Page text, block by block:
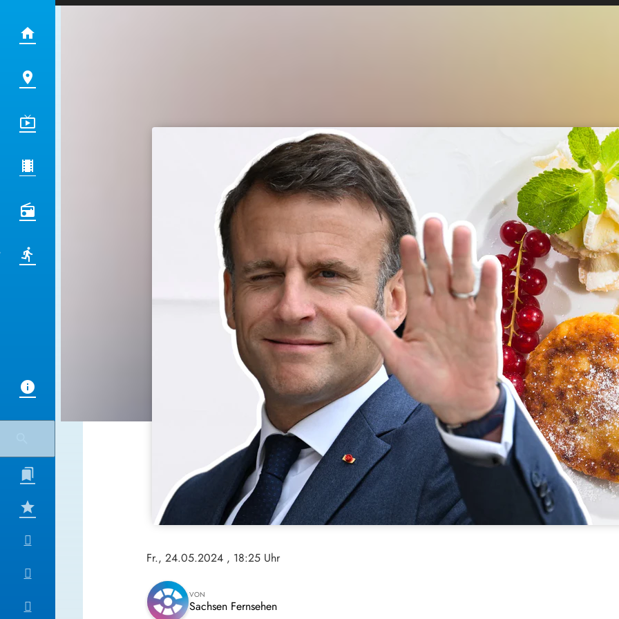
Fr., 24.05.2024 , 18:25 Uhr
VON
Sachsen Fernsehen